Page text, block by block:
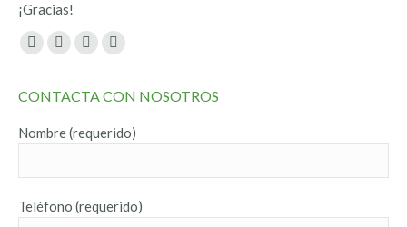
¡Gracias!
Encuéntranos en:
Facebook
opens
new
Twitter
opens
new
YouTube
opens
new
Instagram
opens
new
CONTACTA CON NOSOTROS
Nombre (requerido)
Teléfono (requerido)